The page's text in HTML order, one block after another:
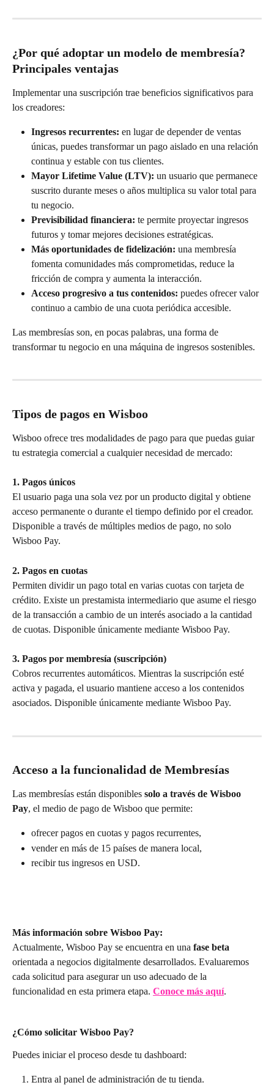
¿Por qué adoptar un modelo de membresía?
Principales ventajas
Implementar una suscripción trae beneficios significativos para
los creadores:
Ingresos recurrentes: en lugar de depender de ventas
únicas, puedes transformar un pago aislado en una relación
continua y estable con tus clientes.
Mayor Lifetime Value (LTV): un usuario que permanece
suscrito durante meses o años multiplica su valor total para
tu negocio.
Previsibilidad financiera: te permite proyectar ingresos
futuros y tomar mejores decisiones estratégicas.
Más oportunidades de fidelización: una membresía
fomenta comunidades más comprometidas, reduce la
fricción de compra y aumenta la interacción.
Acceso progresivo a tus contenidos: puedes ofrecer valor
continuo a cambio de una cuota periódica accesible.
Las membresías son, en pocas palabras, una forma de
transformar tu negocio en una máquina de ingresos sostenibles.
Tipos de pagos en Wisboo
Wisboo ofrece tres modalidades de pago para que puedas guiar
tu estrategia comercial a cualquier necesidad de mercado:
1. Pagos únicos
El usuario paga una sola vez por un producto digital y obtiene
acceso permanente o durante el tiempo definido por el creador.
Disponible a través de múltiples medios de pago, no solo
Wisboo Pay.
2. Pagos en cuotas
Permiten dividir un pago total en varias cuotas con tarjeta de
crédito. Existe un prestamista intermediario que asume el riesgo
de la transacción a cambio de un interés asociado a la cantidad
de cuotas. Disponible únicamente mediante Wisboo Pay.
3. Pagos por membresía (suscripción)
Cobros recurrentes automáticos. Mientras la suscripción esté
activa y pagada, el usuario mantiene acceso a los contenidos
asociados. Disponible únicamente mediante Wisboo Pay.
Acceso a la funcionalidad de Membresías
Las membresías están disponibles solo a través de Wisboo
Pay, el medio de pago de Wisboo que permite:
ofrecer pagos en cuotas y pagos recurrentes,
vender en más de 15 países de manera local,
recibir tus ingresos en USD.
Más información sobre Wisboo Pay:
Actualmente, Wisboo Pay se encuentra en una fase beta
orientada a negocios digitalmente desarrollados. Evaluaremos
cada solicitud para asegurar un uso adecuado de la
funcionalidad en esta primera etapa. Conoce más aquí.
¿Cómo solicitar Wisboo Pay?
Puedes iniciar el proceso desde tu dashboard:
Entra al panel de administración de tu tienda.